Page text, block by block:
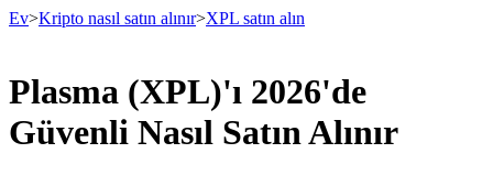
Vadeli İşlemler
Ev>Kripto nasıl satın alınır>XPL satın alın
Plasma (XPL)'ı 2026'de
Güvenli Nasıl Satın Alınır